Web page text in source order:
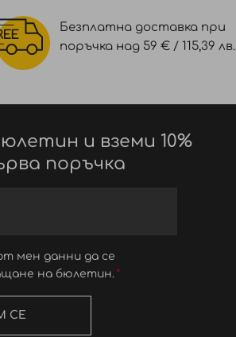
Безплатна доставка при
поръчка над 59 € / 115,39 лв.
и вземи 10%
поръчка
мен данни да се
на бюлетин.
СЕ